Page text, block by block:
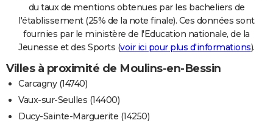
du taux de mentions obtenues par les bacheliers de
l'établissement (25% de la note finale). Ces données sont
fournies par le ministère de l'Education nationale, de la
Jeunesse et des Sports (voir ici pour plus d'informations).
Villes à proximité de Moulins-en-Bessin
Carcagny (14740)
Vaux-sur-Seulles (14400)
Ducy-Sainte-Marguerite (14250)